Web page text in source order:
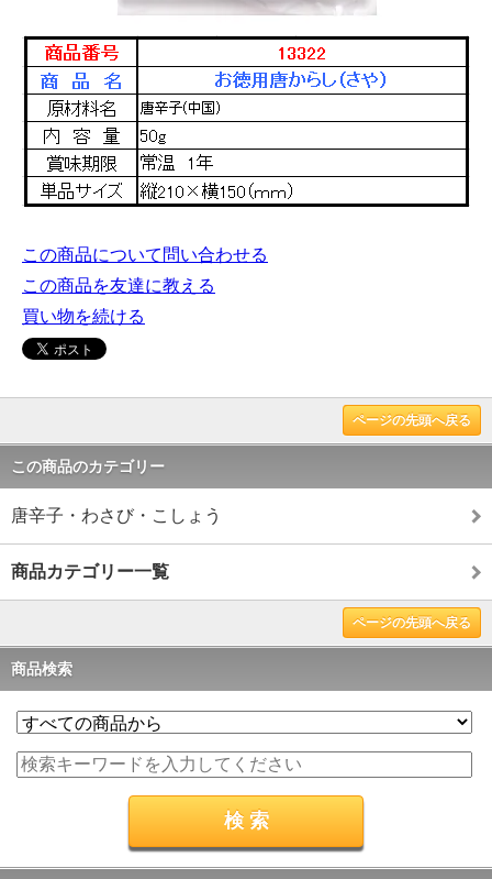
この商品について問い合わせる
この商品を友達に教える
買い物を続ける
ページの先頭へ戻る
この商品のカテゴリー
唐辛子・わさび・こしょう
商品カテゴリー一覧
ページの先頭へ戻る
商品検索